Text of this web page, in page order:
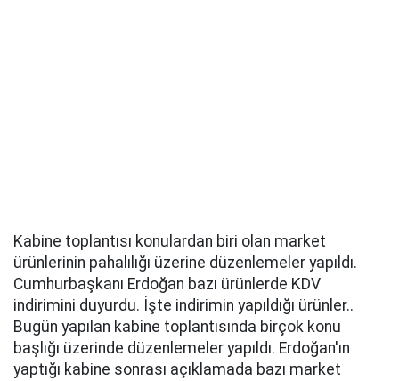
Kabine toplantısı konulardan biri olan market
ürünlerinin pahalılığı üzerine düzenlemeler yapıldı.
Cumhurbaşkanı Erdoğan bazı ürünlerde KDV
indirimini duyurdu. İşte indirimin yapıldığı ürünler..
Bugün yapılan kabine toplantısında birçok konu
başlığı üzerinde düzenlemeler yapıldı. Erdoğan'ın
yaptığı kabine sonrası açıklamada bazı market